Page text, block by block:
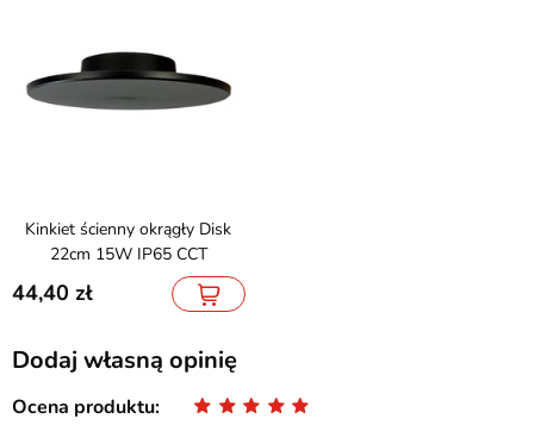
Kinkiet ścienny okrągły Disk
22cm 15W IP65 CCT
44,40
Dodaj własną opinię
Ocena produktu